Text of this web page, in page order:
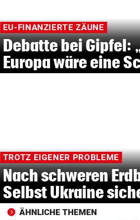
EU-FINANZIERTE ZÄUNE
Debatte bei Gipfel:
Europa wäre eine
TROTZ EIGENER PROBLEME
Nach schweren
Selbst Ukraine
ÄHNLICHE THEMEN